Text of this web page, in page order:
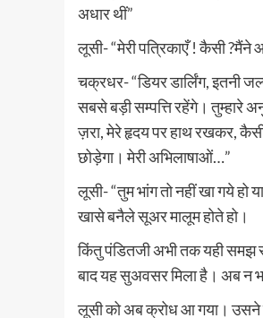
अधार थीं”
लूसी- “मेरी पत्रिकाएँ ! कैसी
चक्रधर- “डियर डार्लिंग, इतनी
सबसे बड़ी सम्पत्ति रहेंगे। तुम्हारे
ज़रा, मेरे हृदय पर हाथ रखकर,
छोड़ेगा। मेरी अभिलाषाओं…”
लूसी- “तुम भांग तो नहीं खा गये हो
खासे बनैले सूअर मालूम होते हो।
किंतु पंडितजी अभी तक यही समझ
बाद यह सुअवसर मिला है। अब न
लूसी को अब क्रोध आ गया। उसने